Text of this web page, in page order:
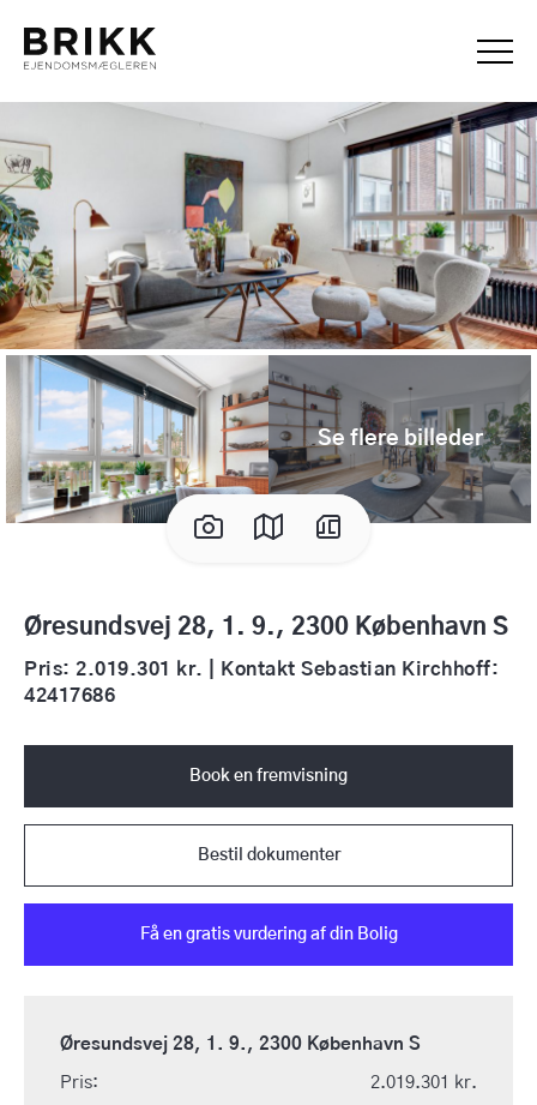
Se flere billeder
Øresundsvej 28, 1. 9., 2300 København S
Pris: 2.019.301 kr. | Kontakt Sebastian Kirchhoff:
42417686
Øresundsvej 28, 1. 9., 2300 København S
Pris: 2.019.301 kr.
Book en fremvisning
Bestil dokumenter
Få en gratis vurdering af din Bolig